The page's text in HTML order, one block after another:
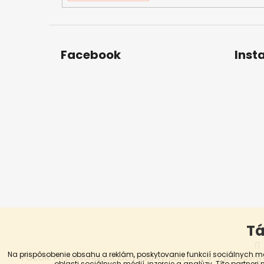
Na prispôsobenie obsahu a reklám, poskytovanie funkcií sociálnych
POZOR: Pri personalizáciách trvá výroba cca. 5-7
Facebook